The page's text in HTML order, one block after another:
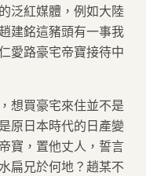
泛紅媒體，例如大陸
建銘這豬頭有一事我
愛路豪宅帝寶接待中
想買豪宅來住並不是
原日本時代的日產變
寶，置他丈人，誓言
扁兄於何地？趙某不